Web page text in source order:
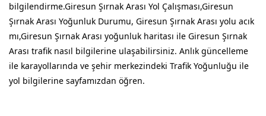
bilgilendirme.Giresun Şırnak Arası Yol Çalışması,Giresun
Şırnak Arası Yoğunluk Durumu, Giresun Şırnak Arası yolu acık
mı,Giresun Şırnak Arası yoğunluk haritası ile Giresun Şırnak
Arası trafik nasıl bilgilerine ulaşabilirsiniz. Anlık güncelleme
ile karayollarında ve şehir merkezindeki Trafik Yoğunluğu ile
yol bilgilerine sayfamızdan öğren.